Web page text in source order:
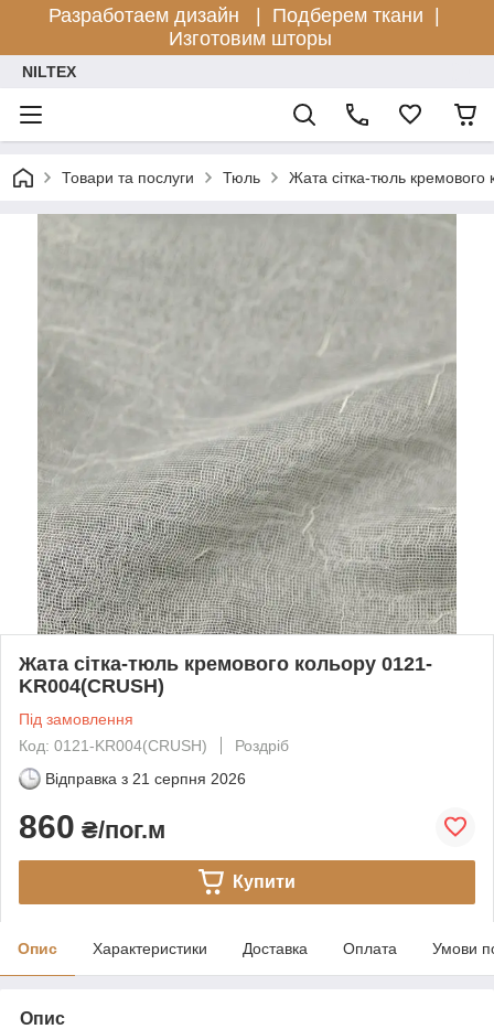
Разработаем дизайн |
Подберем ткани |
Изготовим шторы
NILTEX
Товари та послуги Тюль Жата сітка-тюль
Жата сітка-тюль кремового кольору 0121-
KR004(CRUSH)
Під замовлення
Код: 0121-KR004(CRUSH)
Роздріб
Відправка з 21 серпня 2026
860 ₴/пог.м
Купити
Опис Характеристики Доставка Оплата Умови
Опис